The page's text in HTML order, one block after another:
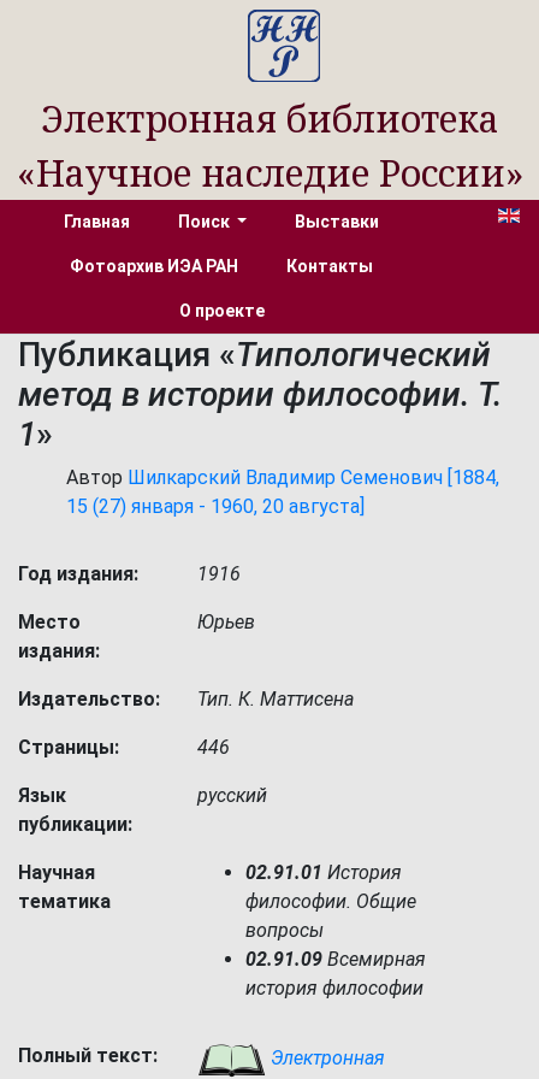
Электронная библиотека
«Научное наследие России»
Главная Поиск Выставки
Фотоархив ИЭА РАН Контакты
О проекте
Публикация «Типологический
метод в истории философии. Т.
1»
Автор Шилкарский Владимир Семенович [1884,
15 (27) января - 1960, 20 августа]
Год издания: 1916
Место
издания:
Юрьев
Издательство: Тип. К. Маттисена
Страницы: 446
Язык
публикации:
русский
Научная
тематика
02.91.01 История
философии. Общие
вопросы
02.91.09 Всемирная
история философии
Полный текст: Электронная